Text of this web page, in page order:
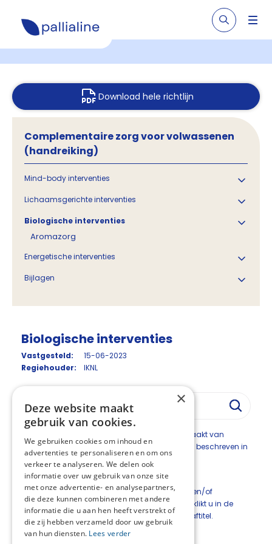
Download hele richtlijn
Complementaire zorg voor volwassenen
(handreiking)
Mind-body interventies
Lichaamsgerichte interventies
Biologische interventies
Aromazorg
Energetische interventies
Bijlagen
Biologische interventies
Vastgesteld:
15-06-2023
Regiehouder:
IKNL
Bij biologische interventies wordt gebruik gemaakt van
natuurlijke middelen. De volgende interventie is beschreven in
deze handreiking:
Aromazorg
Deze module is onderverdeeld in submodules en/of
paragrafen. Om de inhoud te kunnen bekijken, klikt u in de
linkerkolom op de submodule- en/of paragraaftitel.
Deel deze pagina:
×
Deze website maakt
gebruik van cookies.
We gebruiken cookies om inhoud en
advertenties te personaliseren en om ons
verkeer te analyseren. We delen ook
informatie over uw gebruik van onze site
met onze advertentie- en analysepartners,
die deze kunnen combineren met andere
informatie die u aan hen heeft verstrekt of
die zij hebben verzameld door uw gebruik
van hun diensten. Lees verder